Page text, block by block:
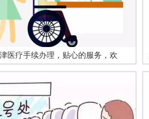
医疗手续办理，贴心的服务，欢